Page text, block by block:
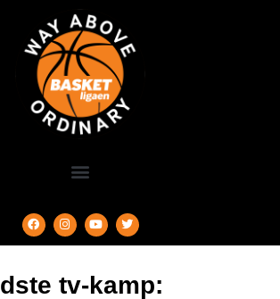
tv-kamp: